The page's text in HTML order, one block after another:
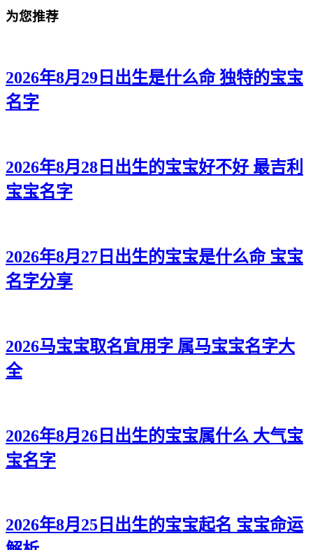
为您推荐
2026年8月29日出生是什么命 独特的宝宝
名字
2026年8月28日出生的宝宝好不好 最吉利
宝宝名字
2026年8月27日出生的宝宝是什么命 宝宝
名字分享
2026马宝宝取名宜用字 属马宝宝名字大
全
2026年8月26日出生的宝宝属什么 大气宝
宝名字
2026年8月25日出生的宝宝起名 宝宝命运